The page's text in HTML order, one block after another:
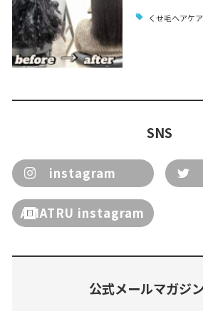
くせ毛ヘアケア
SNS
instagram
AMATRU instagram
公式メールマガジ